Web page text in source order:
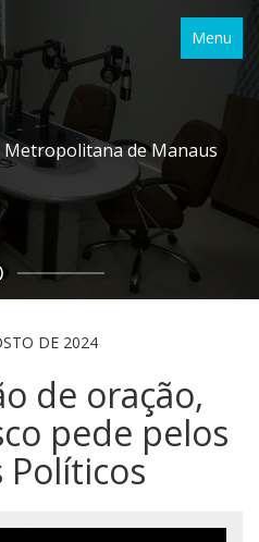
Menu
Metropolitana de Manaus
DE 2024
de oração,
pede pelos
Políticos